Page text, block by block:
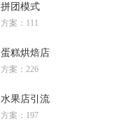
拼团模式
方案：111
蛋糕烘焙店
方案：226
水果店引流
方案：197